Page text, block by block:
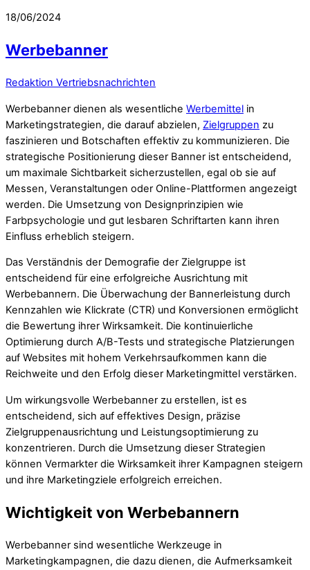
18/06/2024
Werbebanner
Redaktion Vertriebsnachrichten
Werbebanner dienen als wesentliche Werbemittel in
Marketingstrategien, die darauf abzielen, Zielgruppen zu
faszinieren und Botschaften effektiv zu kommunizieren. Die
strategische Positionierung dieser Banner ist entscheidend,
um maximale Sichtbarkeit sicherzustellen, egal ob sie auf
Messen, Veranstaltungen oder Online-Plattformen angezeigt
werden. Die Umsetzung von Designprinzipien wie
Farbpsychologie und gut lesbaren Schriftarten kann ihren
Einfluss erheblich steigern.
Das Verständnis der Demografie der Zielgruppe ist
entscheidend für eine erfolgreiche Ausrichtung mit
Werbebannern. Die Überwachung der Bannerleistung durch
Kennzahlen wie Klickrate (CTR) und Konversionen ermöglicht
die Bewertung ihrer Wirksamkeit. Die kontinuierliche
Optimierung durch A/B-Tests und strategische Platzierungen
auf Websites mit hohem Verkehrsaufkommen kann die
Reichweite und den Erfolg dieser Marketingmittel verstärken.
Um wirkungsvolle Werbebanner zu erstellen, ist es
entscheidend, sich auf effektives Design, präzise
Zielgruppenausrichtung und Leistungsoptimierung zu
konzentrieren. Durch die Umsetzung dieser Strategien
können Vermarkter die Wirksamkeit ihrer Kampagnen steigern
und ihre Marketingziele erfolgreich erreichen.
Wichtigkeit von Werbebannern
Werbebanner sind wesentliche Werkzeuge in
Marketingkampagnen, die dazu dienen, die Aufmerksamkeit